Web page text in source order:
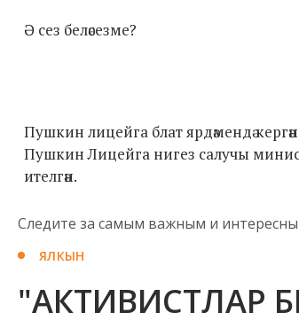
Ә сез беләсезме?
Пушкин лицейга блат ярдәмендә
Пушкин Лицейга нигез салучы
ителгән.
Следите за самым важным и
ЯЛКЫН
"АКТИВИСТЛАР